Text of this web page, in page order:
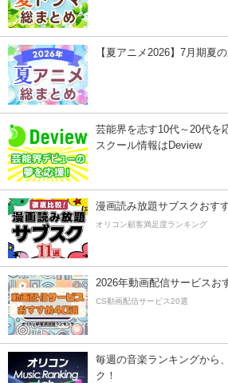
【夏アニメ2026】7月期夏
芸能界を志す10代～20代を
スクール情報はDeview
漫画読み放題サブスクおす
オリコン顧客満足度ランキング
2026年動画配信サービスお
CS動画配信サービス20選
毎週の音楽ランキングから
ク！